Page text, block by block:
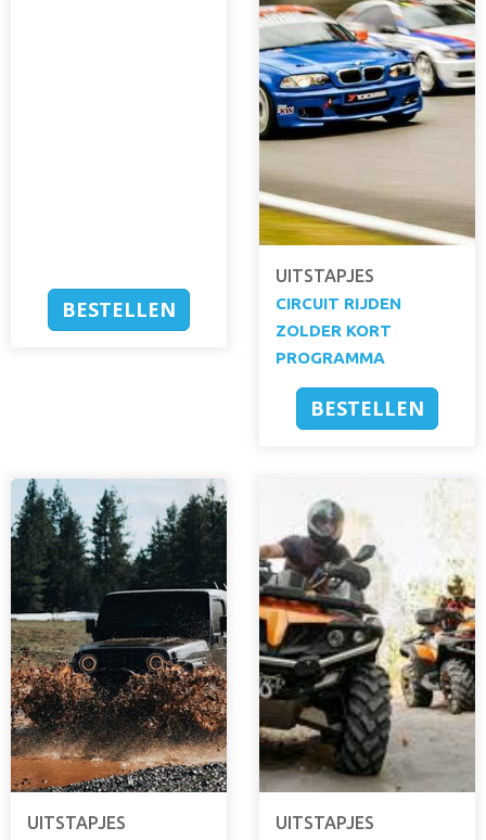
BESTELLEN
UITSTAPJES
CIRCUIT RIJDEN
ZOLDER KORT
PROGRAMMA
BESTELLEN
UITSTAPJES UITSTAPJES